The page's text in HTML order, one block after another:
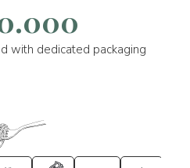
with dedicated packaging